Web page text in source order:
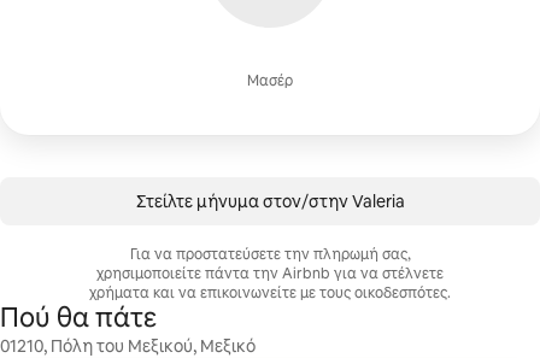
Μασέρ
Στείλτε μήνυμα στον/στην Valeria
Για να προστατεύσετε την πληρωμή σας,
χρησιμοποιείτε πάντα την Airbnb για να στέλνετε
χρήματα και να επικοινωνείτε με τους οικοδεσπότες.
Πού θα πάτε
01210, Πόλη του Μεξικού, Μεξικό